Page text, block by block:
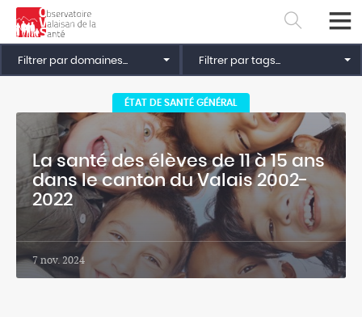
Filtrer par domaines... Filtrer par tags...
ÉTAT DE SANTÉ GÉNÉRAL
La santé des élèves de 11 à 15 ans
dans le canton du Valais 2002-
2022
7 nov. 2024